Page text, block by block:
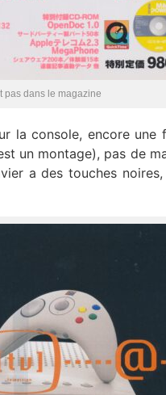
pas dans le magazine
la console, encore
un montage), pas de
a des touches